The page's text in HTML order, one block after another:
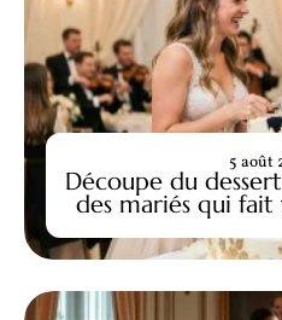
Découpe du
des mariés qui
5 août